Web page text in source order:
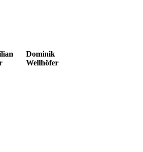
Dominik
Wellhöfer